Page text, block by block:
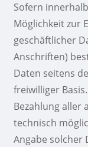
Sofern
Möglichkeit zur
geschäftlicher
Anschriften)
Daten seitens
freiwilliger
Bezahlung aller
technisch
Angabe solcher